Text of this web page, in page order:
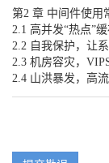
第2 章 中间件使用
2.1 高并发“热点”
2.2 自我保护，让
2.3 机房容灾，
2.4 山洪暴发，高
3.1 性能杀手，
3.3 风暴来袭，